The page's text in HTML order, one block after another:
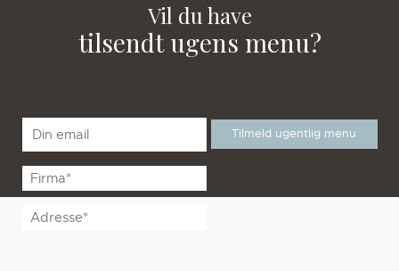
Vil du have
tilsendt ugens menu?